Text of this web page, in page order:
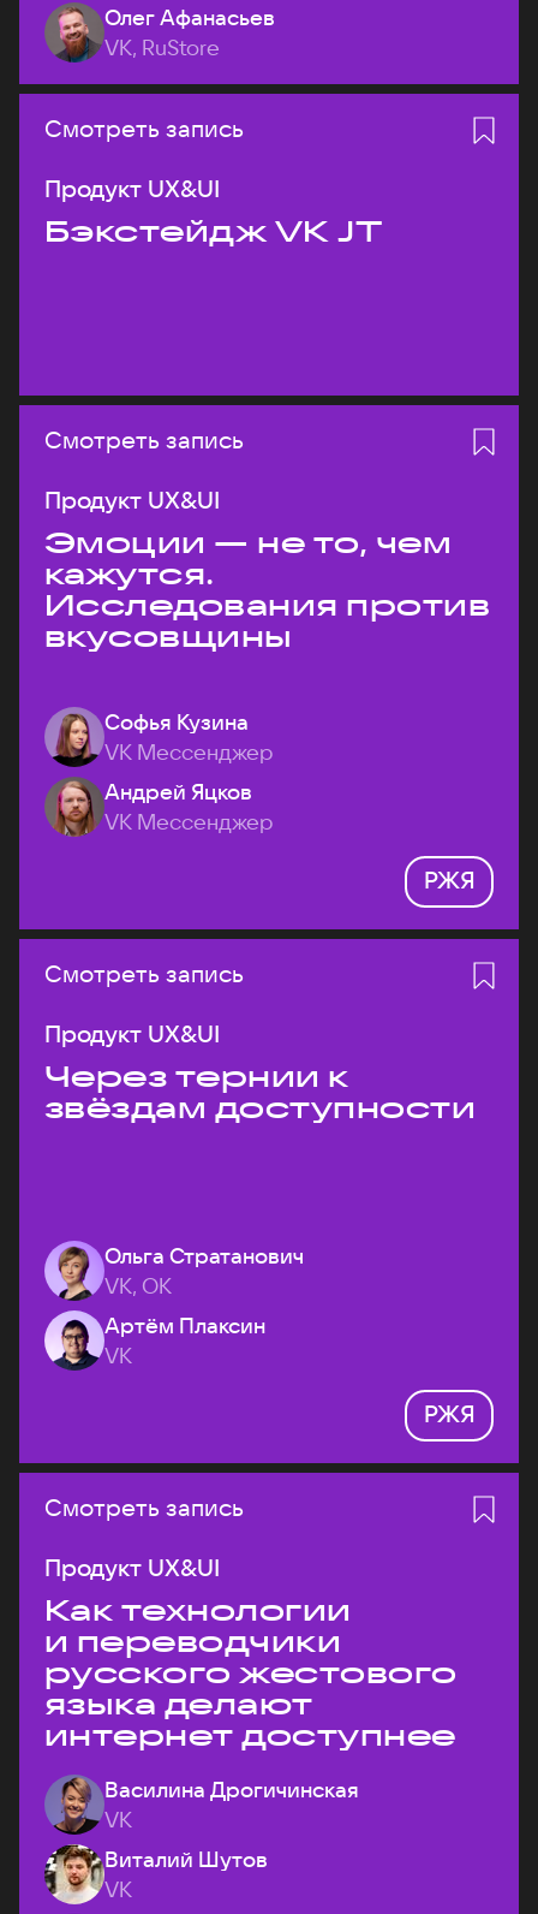
Олег Афанасьев
VK, RuStore
Смотреть запись
Продукт UX&UI
Бэкстейдж VK JT
Смотреть запись
Продукт UX&UI
Эмоции — не то, чем
кажутся.
Исследования против
вкусовщины
Софья Кузина
VK Мессенджер
Андрей Яцков
VK Мессенджер
РЖЯ
Смотреть запись
Продукт UX&UI
Через тернии к
звёздам доступности
Ольга Стратанович
VK, ОК
Артём Плаксин
VK
РЖЯ
Смотреть запись
Продукт UX&UI
Как технологии
и переводчики
русского жестового
языка делают
интернет доступнее
Василина Дрогичинская
VK
Виталий Шутов
VK